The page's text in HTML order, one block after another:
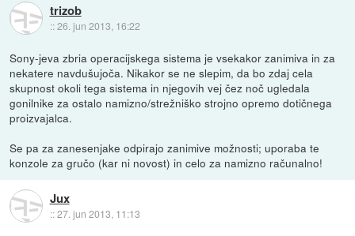
trizob
::26. jun 2013, 16:22
Sony-jeva zbria operacijskega sistema je vsekakor zanimiva in za
nekatere navdušujoča. Nikakor se ne slepim, da bo zdaj cela
skupnost okoli tega sistema in njegovih vej čez noč ugledala
gonilnike za ostalo namizno/strežniško strojno opremo dotičnega
proizvajalca.
Se pa za zanesenjake odpirajo zanimive možnosti; uporaba te
konzole za gručo (kar ni novost) in celo za namizno računalno!
Jux
::27. jun 2013, 11:13